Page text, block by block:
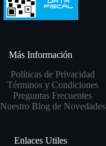
Más Información
Políticas de Privacidad
Términos y Condiciones
Preguntas Frecuentes
Nuestro Blog de Novedades
Enlaces Utiles